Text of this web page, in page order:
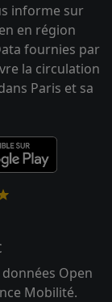
informe sur
en région
fournies par
la circulation
Paris et sa
Open
Mobilité.